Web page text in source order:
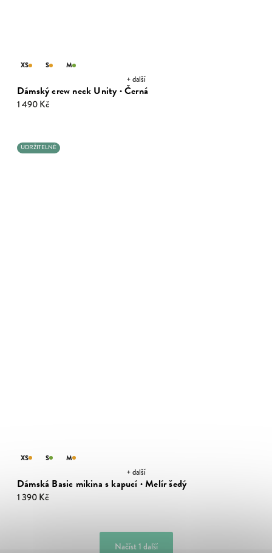
Dámský crew neck Unity · Černá
1 490 Kč
XS S M
+ další
UDRŽITELNÉ
Dámská Basic mikina s kapucí · Melír šedý
1 390 Kč
XS S M
+ další
Načíst 1 další